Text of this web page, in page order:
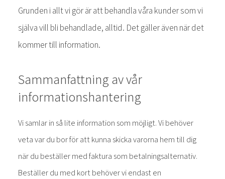
Grunden i allt vi gör är att behandla våra kunder som vi
själva vill bli behandlade, alltid. Det gäller även när det
kommer till information.
Sammanfattning av vår
informationshantering
Vi samlar in så lite information som möjligt. Vi behöver
veta var du bor för att kunna skicka varorna hem till dig
när du beställer med faktura som betalningsalternativ.
Beställer du med kort behöver vi endast en